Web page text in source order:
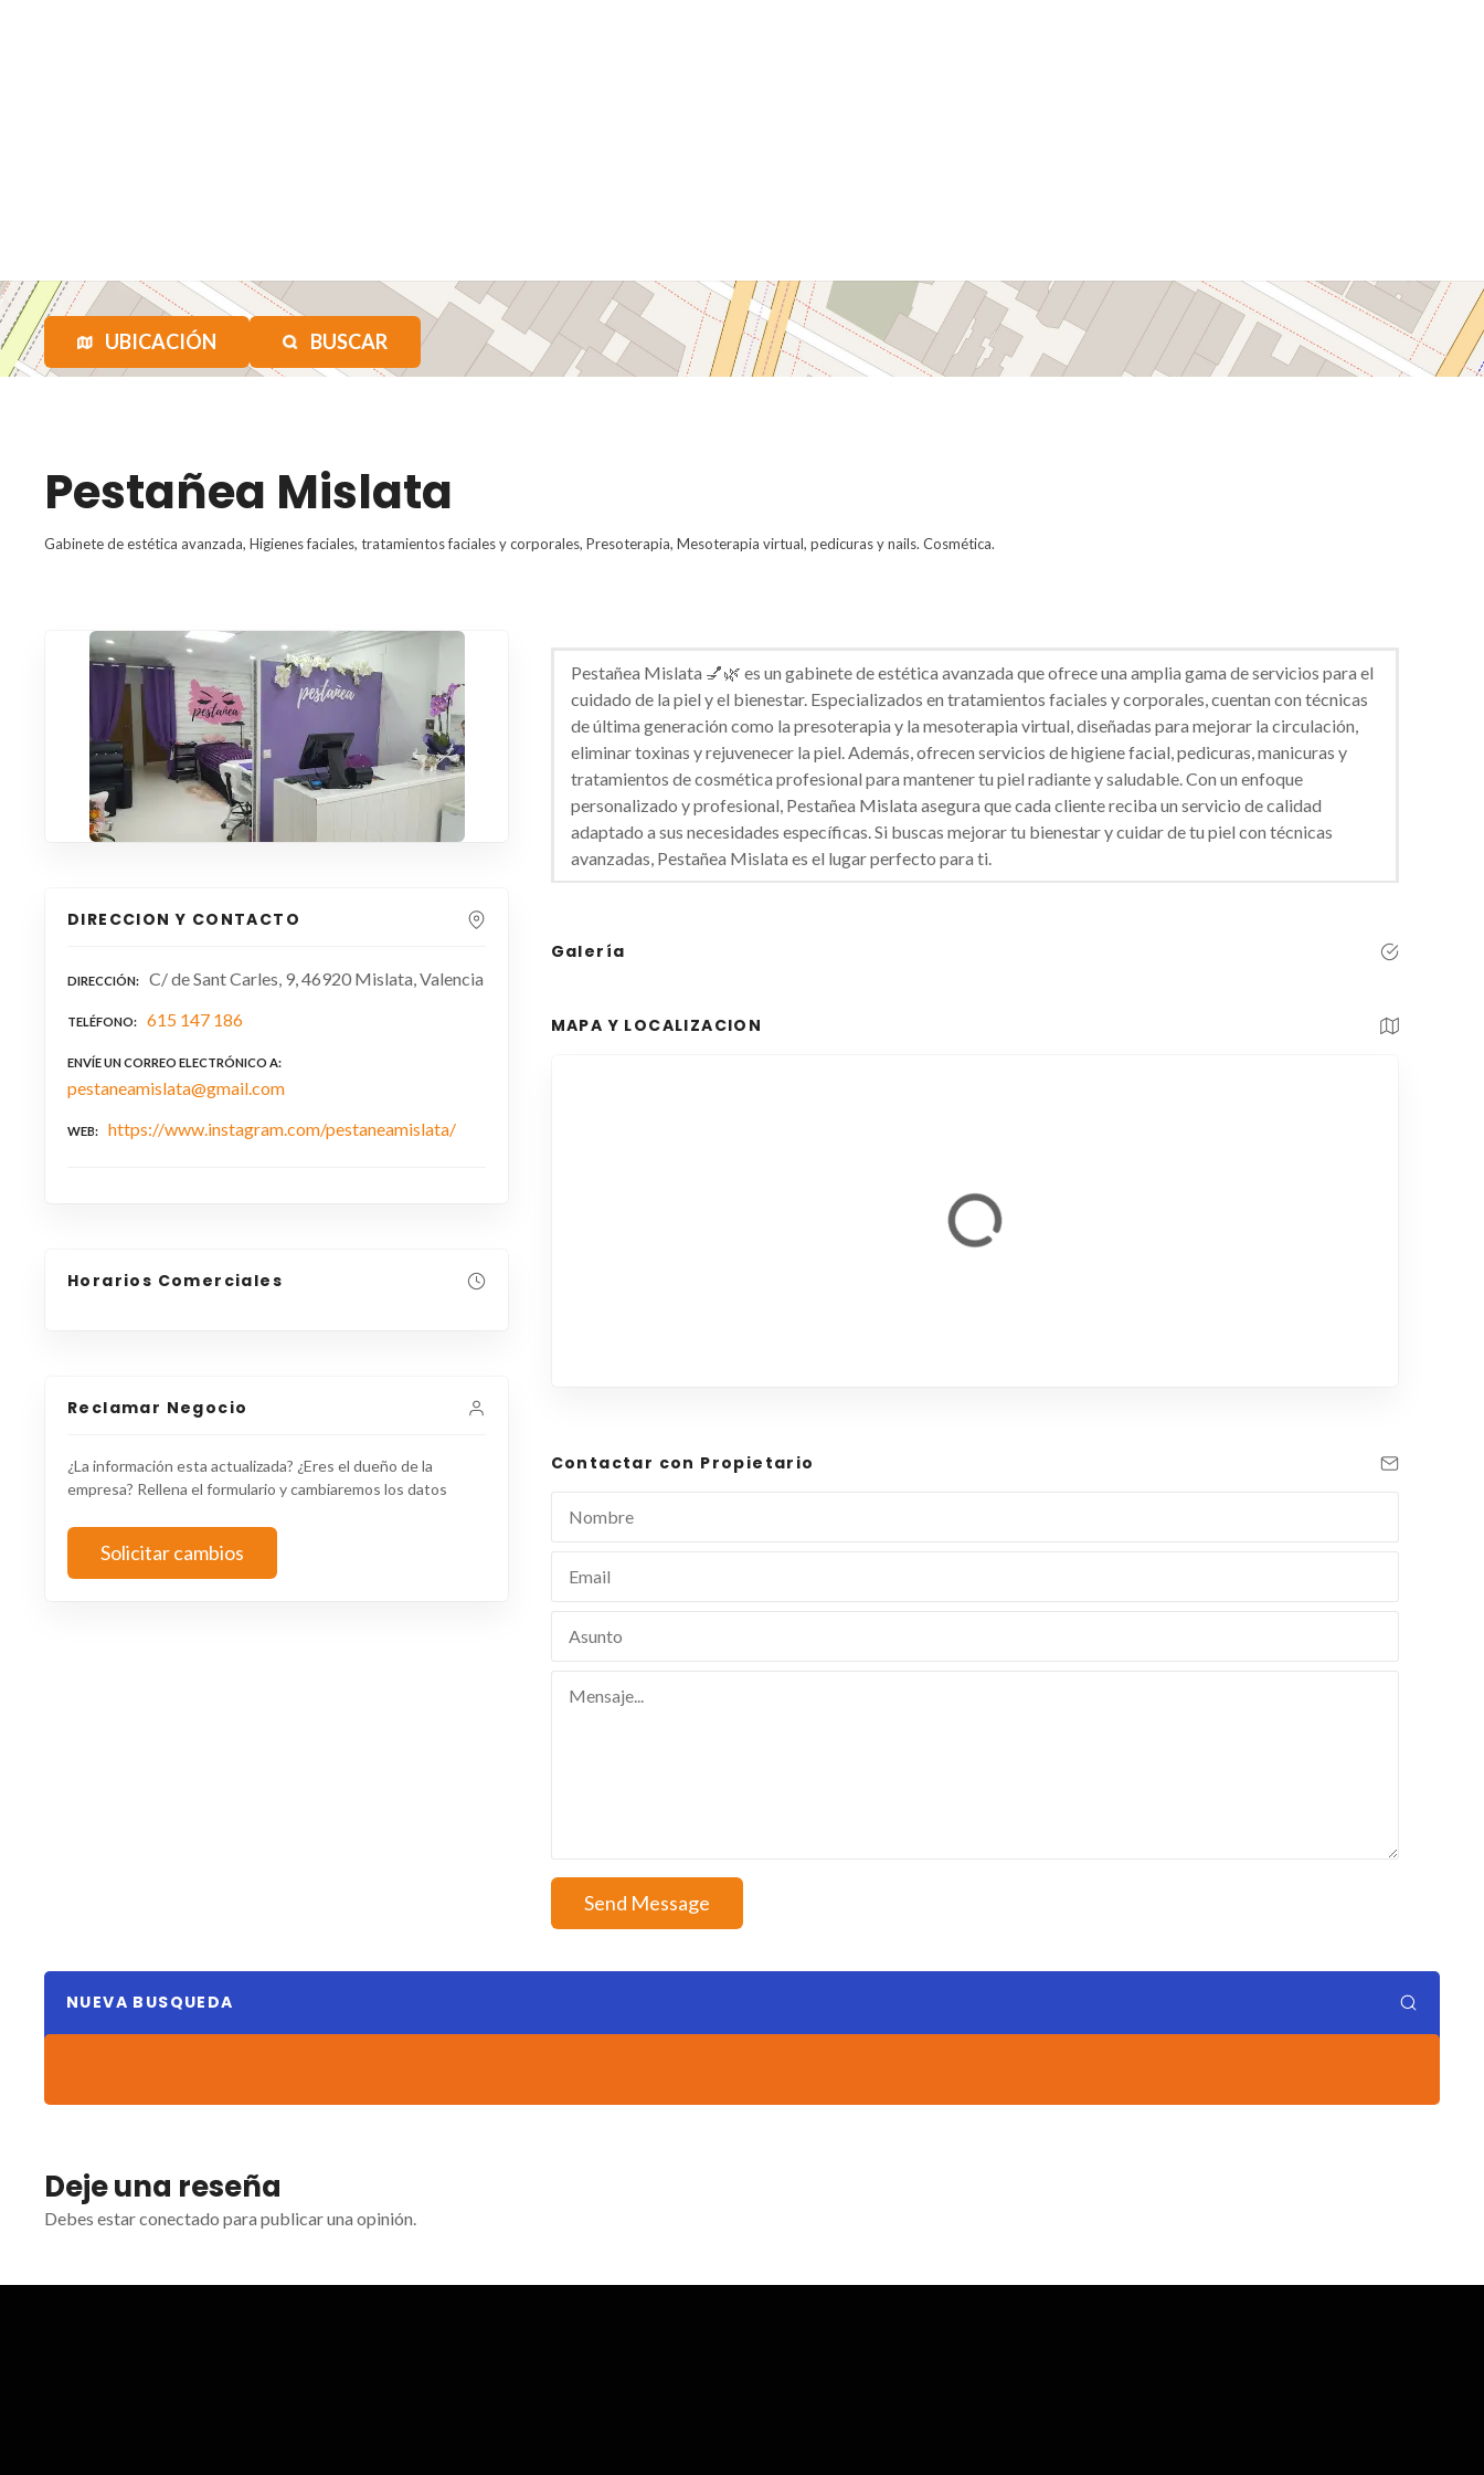
UBICACIÓN BUSCAR
Pestañea Mislata
Gabinete de estética avanzada, Higienes faciales, tratamientos faciales y corporales, Presoterapia, Mesoterapia virtual, pedicuras y nails. Cosmética.
DIRECCION Y CONTACTO
DIRECCIÓN C/ de Sant Carles, 9, 46920 Mislata, Valencia
TELÉFONO 615 147 186
ENVÍE UN CORREO ELECTRÓNICO A
pestaneamislata@gmail.com
WEB https://www.instagram.com/pestaneamislata/
Horarios Comerciales
Reclamar Negocio
¿La información esta actualizada? ¿Eres el dueño de la
empresa? Rellena el formulario y cambiaremos los datos
Solicitar cambios
Pestañea Mislata 💅🌿 es un gabinete de estética avanzada que ofrece una amplia gama de servicios para el
cuidado de la piel y el bienestar. Especializados en tratamientos faciales y corporales, cuentan con técnicas
de última generación como la presoterapia y la mesoterapia virtual, diseñadas para mejorar la circulación,
eliminar toxinas y rejuvenecer la piel. Además, ofrecen servicios de higiene facial, pedicuras, manicuras y
tratamientos de cosmética profesional para mantener tu piel radiante y saludable. Con un enfoque
personalizado y profesional, Pestañea Mislata asegura que cada cliente reciba un servicio de calidad
adaptado a sus necesidades específicas. Si buscas mejorar tu bienestar y cuidar de tu piel con técnicas
avanzadas, Pestañea Mislata es el lugar perfecto para ti.
Galería
MAPA Y LOCALIZACION
Contactar con Propietario
Send Message
NUEVA BUSQUEDA
Deje una reseña
Debes estar conectado para publicar una opinión.